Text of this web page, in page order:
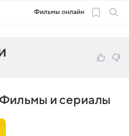
Фильмы онлайн
и сериалы